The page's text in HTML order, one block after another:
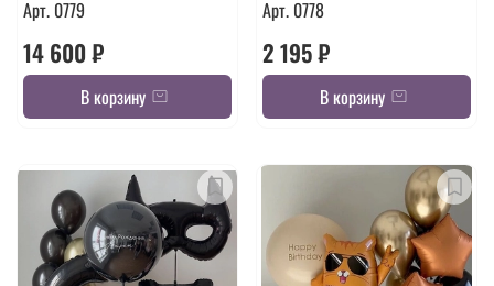
Арт. 0779
14 600 ₽
В корзину
Арт. 0778
2 195 ₽
В корзину